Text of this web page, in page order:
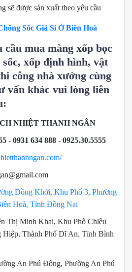
sẽ được sản xuất theo yêu cầu
Sốc Giá Sỉ Ở Biên Hoà
cầu mua màng xốp bọc
sốc, xốp định hình, vật
công nhà xưởng cùng
vấn khác vui lòng liên
NHIỆT THANH NGÂN
- 0931 634 888 - 0925.30.5555
Đồng Khởi, Khu Phố 3, Phường
Hoà, Tỉnh Đồng Nai
Thị Minh Khai, Khu Phố Chiêu
Thành Phố Dĩ An, Tỉnh Bình
An Phú Đông, Phường An Phú